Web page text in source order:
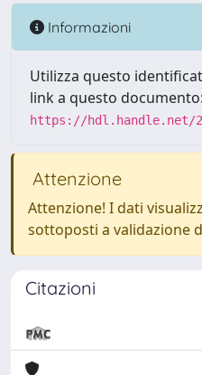
Informazioni
Utilizza questo
link a questo documento:
https://hdl.handle.net/
Attenzione
Attenzione! I dati
sottoposti a validazione
Citazioni